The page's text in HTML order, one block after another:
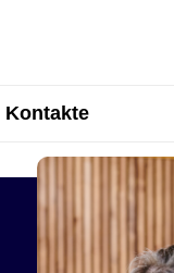
Kontakte